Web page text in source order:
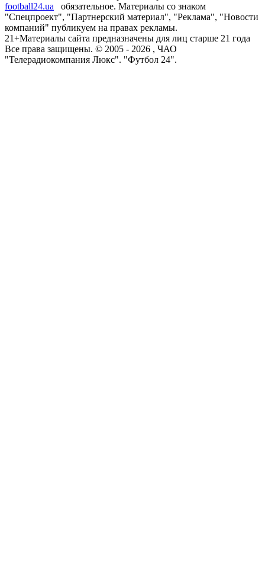
football24.ua
обязательное. Материалы со знаком
"Спецпроект", "Партнерский материал", "Реклама", "Новости
компаний" публикуем на правах рекламы.
21+Материалы сайта предназначены для лиц старше 21 года
Все права защищены. © 2005 - 2026 , ЧАО
"Телерадиокомпания Люкс". "Футбол 24".